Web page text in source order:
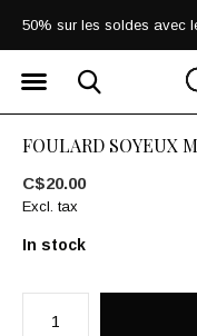
FOULARD SOYEUX
C$20.00
Excl. tax
In stock